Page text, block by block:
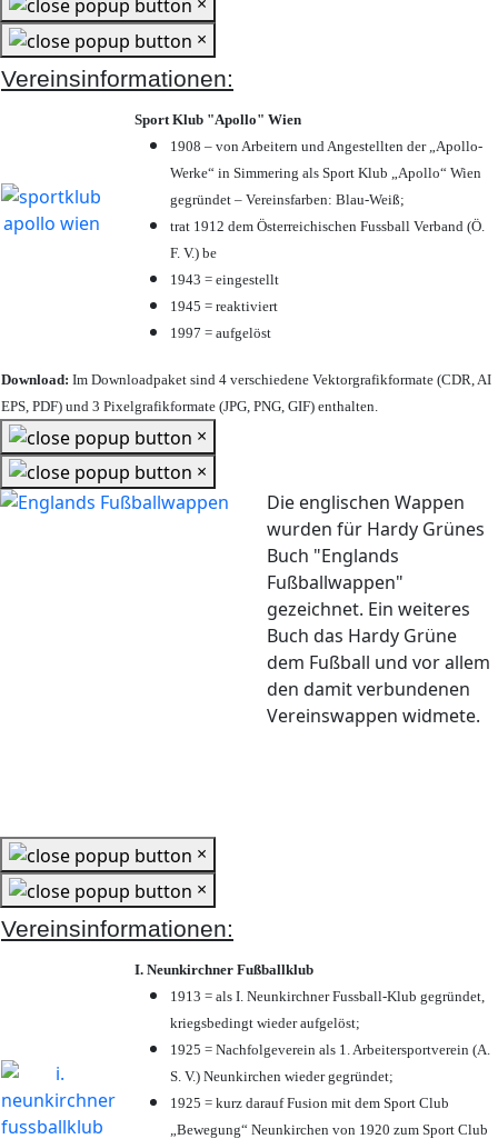
×
Vereinsinformationen:
Sport Klub "Apollo" Wien
1908 – von Arbeitern und Angestellten der „Apollo-
Werke“ in Simmering als Sport Klub „Apollo“ Wien
gegründet – Vereinsfarben: Blau-Weiß;
trat 1912 dem Österreichischen Fussball Verband (Ö.
F. V.) be
1943 = eingestellt
1945 = reaktiviert
1997 = aufgelöst
Download: Im Downloadpaket sind 4 verschiedene Vektorgrafikformate (CDR, AI
EPS, PDF) und 3 Pixelgrafikformate (JPG, PNG, GIF) enthalten.
×
×
Die englischen Wappen
wurden für Hardy Grünes
Buch "Englands
Fußballwappen"
gezeichnet. Ein weiteres
Buch das Hardy Grüne
dem Fußball und vor allem
den damit verbundenen
Vereinswappen widmete.
×
×
Vereinsinformationen:
I. Neunkirchner Fußballklub
1913 = als I. Neunkirchner Fussball-Klub gegründet,
kriegsbedingt wieder aufgelöst;
1925 = Nachfolgeverein als 1. Arbeitersportverein (A.
S. V.) Neunkirchen wieder gegründet;
1925 = kurz darauf Fusion mit dem Sport Club
„Bewegung“ Neunkirchen von 1920 zum Sport Club